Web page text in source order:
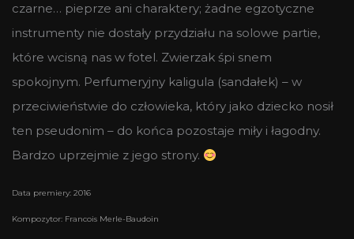
czarne… pieprze ani charaktery; żadne egzotyczne
instrumenty nie dostały przydziału na solowe partie,
które wcisną nas w fotel. Zwierzak śpi snem
spokojnym. Perfumeryjny kaligula (sandałek) – w
przeciwieństwie do człowieka, który jako dziecko nosił
ten pseudonim – do końca pozostaje miły i łagodny.
Bardzo uprzejmie z jego strony.
Data premiery: 2016
Kompozytor: Francois Merle-Baudoin